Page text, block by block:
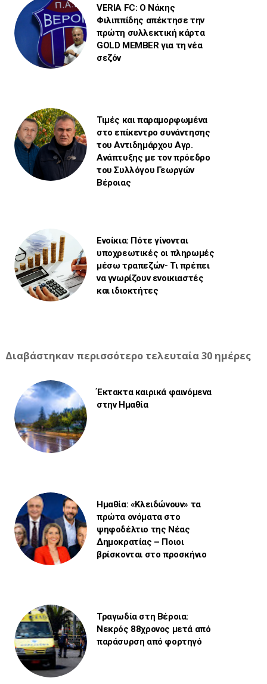
VERIA FC: Ο Νάκης
Φιλιππίδης απέκτησε την
πρώτη συλλεκτική κάρτα
GOLD MEMBER για τη νέα
σεζόν
Τιμές και παραμορφωμένα
στο επίκεντρο συνάντησης
του Αντιδημάρχου Αγρ.
Ανάπτυξης με τον πρόεδρο
του Συλλόγου Γεωργών
Βέροιας
Ενοίκια: Πότε γίνονται
υποχρεωτικές οι πληρωμές
μέσω τραπεζών- Τι πρέπει
να γνωρίζουν ενοικιαστές
και ιδιοκτήτες
Διαβάστηκαν περισσότερο τελευταία 30 ημέρες
Έκτακτα καιρικά φαινόμενα
στην Ημαθία
Ημαθία: «Κλειδώνουν» τα
πρώτα ονόματα στο
ψηφοδέλτιο της Νέας
Δημοκρατίας – Ποιοι
βρίσκονται στο προσκήνιο
Τραγωδία στη Βέροια:
Νεκρός 88χρονος μετά από
παράσυρση από φορτηγό